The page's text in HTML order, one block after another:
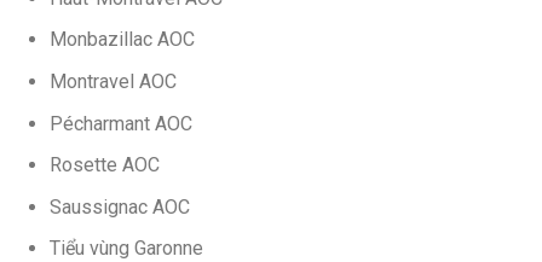
Monbazillac AOC
Montravel AOC
Pécharmant AOC
Rosette AOC
Saussignac AOC
Tiểu vùng Garonne